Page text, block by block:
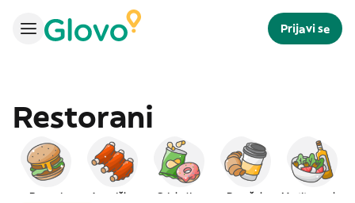
Prijavi se
Restorani
Burgeri Američka Grickalice Doručak Mediteranska